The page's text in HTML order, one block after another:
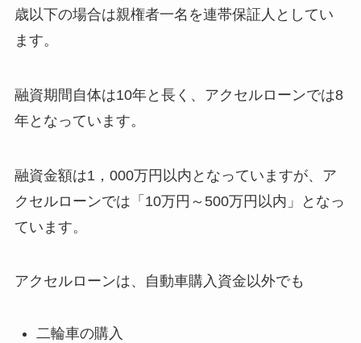
歳以下の場合は親権者一名を連帯保証人としてい
ます。
融資期間自体は10年と長く、アクセルローンでは8
年となっています。
融資金額は1，000万円以内となっていますが、ア
クセルローンでは「10万円～500万円以内」となっ
ています。
アクセルローンは、自動車購入資金以外でも
二輪車の購入